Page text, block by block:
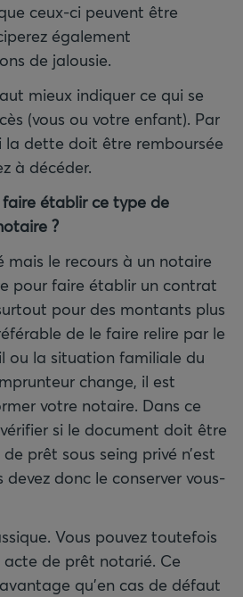
ceux-ci peuvent être
également
de jalousie.
mieux indiquer ce qui se
(vous ou votre enfant). Par
la dette doit être remboursée
à décéder.
établir ce type de
?
mais le recours à un notaire
pour faire établir un contrat
pour des montants plus
de le faire relire par le
ou la situation familiale du
change, il est
votre notaire. Dans ce
si le document doit être
prêt sous seing privé n’est
devez donc le conserver vous-
Vous pouvez toutefois
de prêt notarié. Ce
qu’en cas de défaut